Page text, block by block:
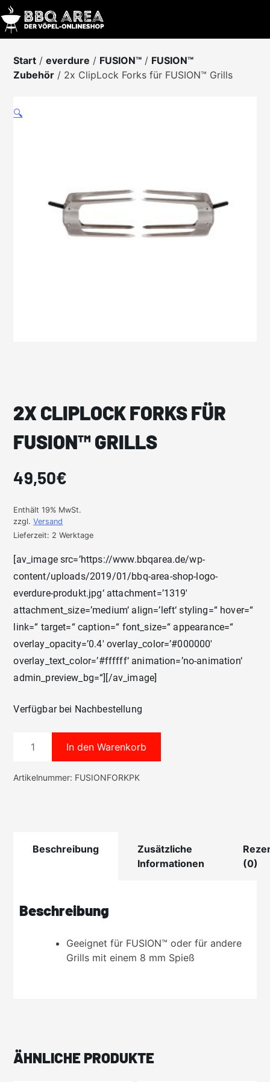
Skip
to
content
Start /everdure / FUSION™ / FUSION™
Zubehör / 2x ClipLock Forks für FUSION™ Grills
🔍
2X CLIPLOCK FORKS FÜR
FUSION™ GRILLS
49,50€
Enthält 19% MwSt.
zzgl.Versand
Lieferzeit: 2 Werktage
[av_image src=’https://www.bbqarea.de/wp-
content/uploads/2019/01/bbq-area-shop-logo-
everdure-produkt.jpg‘ attachment=’1319′
attachment_size=’medium‘ align=’left‘ styling=“ hover=“
link=“ target=“ caption=“ font_size=“ appearance=“
overlay_opacity=’0.4′ overlay_color=’#000000′
overlay_text_color=’#ffffff‘ animation=’no-animation‘
admin_preview_bg=“][/av_image]
Verfügbar bei Nachbestellung
ClipLock
für
In den Warenkorb
Artikelnummer: FUSIONFORKPK
Beschreibung
Zusätzliche
Informationen
(0)
Beschreibung
Geeignet für FUSION™ oder für andere
Grills mit einem 8 mm Spieß
ÄHNLICHE PRODUKTE